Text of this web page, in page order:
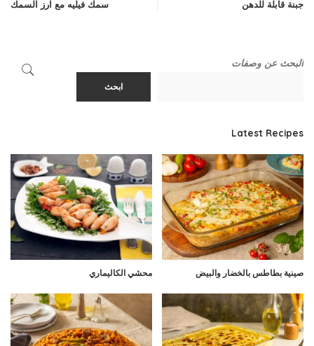
جبنة قابلة للدهن سمك فيليه مع ارز السمك
البحث عن وصفات
ابحث
Latest Recipes
صينية بطاطس بالخضار والبيض محشي الكاليماري